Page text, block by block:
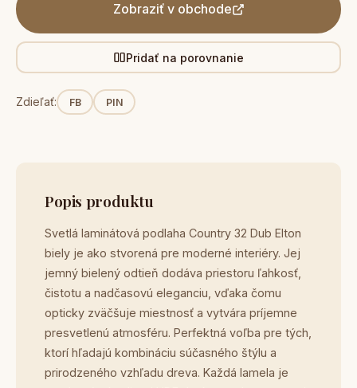
Zobraziť v obchode
Pridať na porovnanie
Zdieľať: FB PIN
Popis produktu
Svetlá laminátová podlaha Country 32 Dub Elton
biely je ako stvorená pre moderné interiéry. Jej
jemný bielený odtieň dodáva priestoru ľahkosť,
čistotu a nadčasovú eleganciu, vďaka čomu
opticky zväčšuje miestnosť a vytvára príjemne
presvetlenú atmosféru. Perfektná voľba pre tých,
ktorí hľadajú kombináciu súčasného štýlu a
prirodzeného vzhľadu dreva. Každá lamela je